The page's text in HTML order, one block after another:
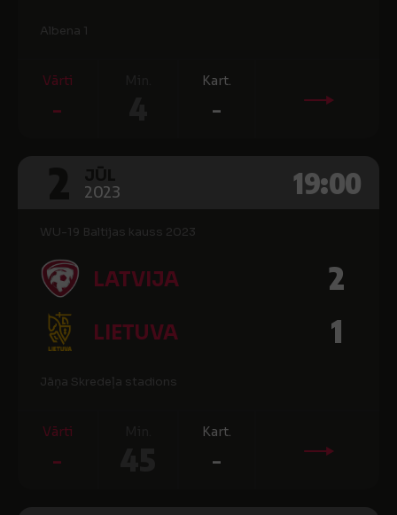
Albena 1
Vārti
-
Kart.
-
2023 19:00
WU-19 Baltijas kauss 2023
LATVIJA 2
LIETUVA 1
Jāņa Skredeļa stadions
Vārti
-
Kart.
-